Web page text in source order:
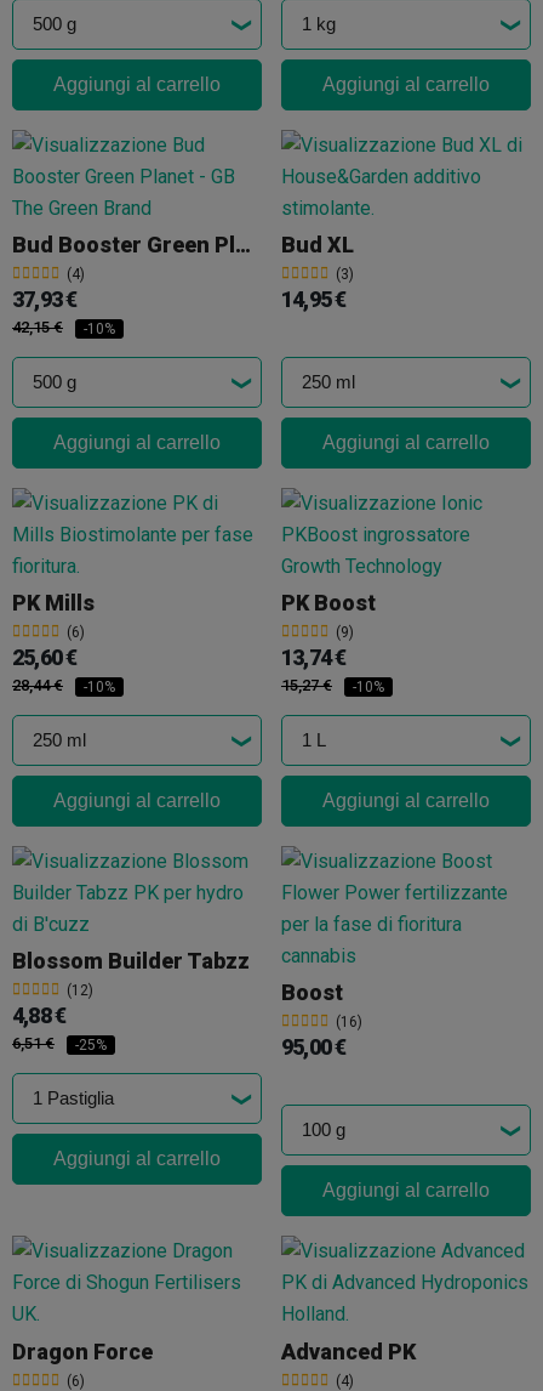
Aggiungi al carrello Aggiungi al carrello
Bud Booster Green Planet
(4)
37,93 €
42,15 € -10%
Aggiungi al carrello
Bud XL
(3)
14,95 €
Aggiungi al carrello
PK Mills
(6)
25,60 €
28,44 € -10%
Aggiungi al carrello
PK Boost
(9)
13,74 €
15,27 € -10%
Aggiungi al carrello
Blossom Builder Tabzz
(12)
4,88 €
6,51 € -25%
Aggiungi al carrello
Boost
(16)
95,00 €
Aggiungi al carrello
Dragon Force
(6)
Advanced PK
(4)